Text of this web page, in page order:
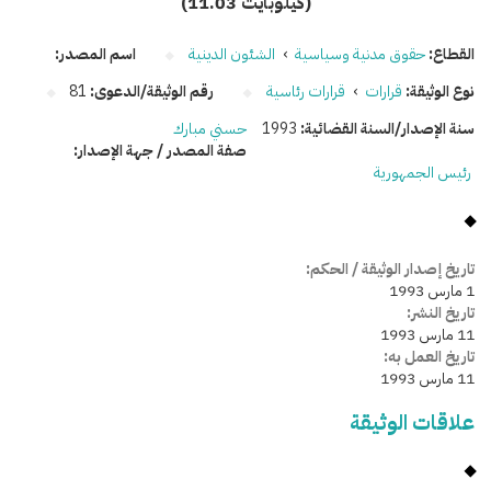
القطاع:حقوق مدنية وسياسية › الشئون الدينية
نوع الوثيقة: قرارات › قرارات رئاسية رقم الوثيقة/الدعوى: 81
سنة الإصدار/السنة القضائية: 1993
اسم المصدر:
حسني مبارك
صفة المصدر / جهة الإصدار:
رئيس الجمهورية
تاريخ إصدار الوثيقة / الحكم:
1 مارس 1993
تاريخ النشر:
11 مارس 1993
تاريخ العمل به:
11 مارس 1993
علاقات الوثيقة